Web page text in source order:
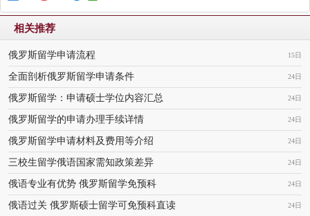
相关推荐
俄罗斯留学申请流程 15日
全面剖析俄罗斯留学申请条件 24日
俄罗斯留学：申请硕士学位内容汇总 24日
俄罗斯留学的申请办理手续详情 24日
俄罗斯留学申请材料及费用等介绍 24日
三校生留学俄语国家需知政策差异 24日
俄语专业有优势 俄罗斯留学免预科 24日
俄语过关 俄罗斯硕士留学可免预科直读 24日